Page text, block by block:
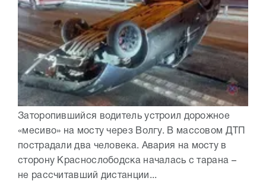
Заторопившийся водитель устроил дорожное
«месиво» на мосту через Волгу. В массовом ДТП
пострадали два человека. Авария на мосту в
сторону Краснослободска началась с тарана –
не рассчитавший дистанции...